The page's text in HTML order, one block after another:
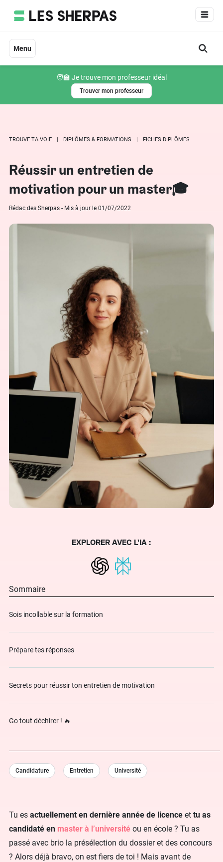
Menu
🧑‍🏫 Je trouve mon professeur idéal
Trouver mon professeur
TROUVE TA VOIE DIPLÔMES & FORMATIONS FICHES DIPLÔMES
Réussir un entretien de
motivation pour un master🎓
Rédac des Sherpas - Mis à jour le 01/07/2022
Tu es actuellement en dernière année de licence et tu as
candidaté en master à l’université ou en école ? Tu as
passé avec brio la présélection du dossier et des concours
? Alors déjà bravo, on est fiers de toi ! Mais avant de
EXPLORER AVEC L'IA :
Sommaire
Sois incollable sur la formation
Prépare tes réponses
Secrets pour réussir ton entretien de motivation
Go tout déchirer ! 🔥
Candidature Entretien Université